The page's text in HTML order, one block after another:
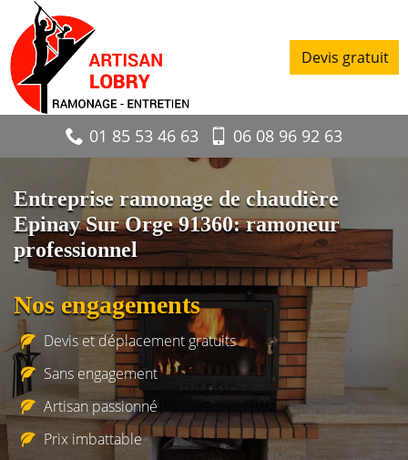
Devis gratuit
01 85 53 46 63 06 08 96 92 63
Entreprise ramonage de chaudière
Epinay Sur Orge 91360: ramoneur
professionnel
Nos engagements
Devis et déplacement gratuits
Sans engagement
Artisan passionné
Prix imbattable